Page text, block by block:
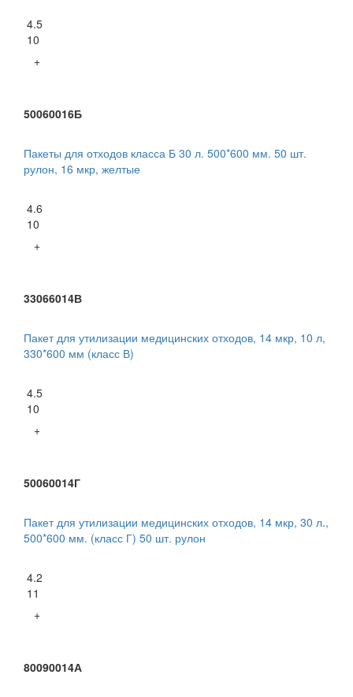
4.5
10
+
50060016Б
Пакеты для отходов класса Б 30 л. 500*600 мм. 50 шт.
рулон, 16 мкр, желтые
4.6
10
+
33066014В
Пакет для утилизации медицинских отходов, 14 мкр, 10 л,
330*600 мм (класс В)
4.5
10
+
50060014Г
Пакет для утилизации медицинских отходов, 14 мкр, 30 л.,
500*600 мм. (класс Г) 50 шт. рулон
4.2
11
+
80090014А